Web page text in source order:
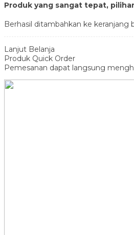
Produk yang sangat tepat,
Berhasil ditambahkan ke keranjang
Lanjut Belanja
Produk Quick Order
Pemesanan dapat langsung